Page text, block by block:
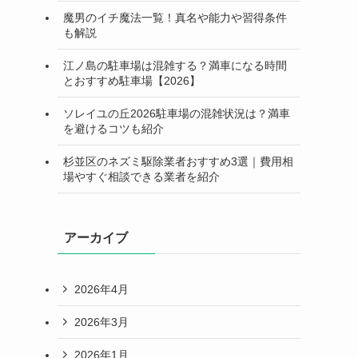
魔男のイチ魔法一覧！真名や能力や習得条件
も解説
江ノ島の駐車場は混雑する？満車になる時間
とおすすめ駐車場【2026】
ソレイユの丘2026駐車場の混雑状況は？満車
を避けるコツも紹介
杉並区のネズミ駆除業者おすすめ3選｜費用相
場やすぐ相談できる業者を紹介
アーカイブ
2026年4月
2026年3月
2026年1月